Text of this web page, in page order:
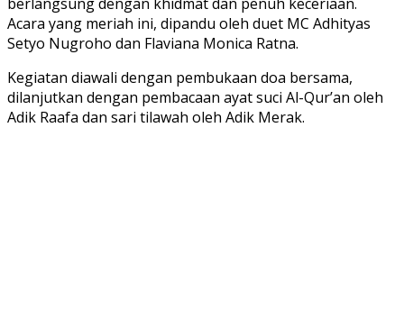
Acara yang meriah ini, dipandu oleh duet MC Adhityas
Setyo Nugroho dan Flaviana Monica Ratna.
Kegiatan diawali dengan pembukaan doa bersama,
dilanjutkan dengan pembacaan ayat suci Al-Qur’an oleh
Adik Raafa dan sari tilawah oleh Adik Merak.